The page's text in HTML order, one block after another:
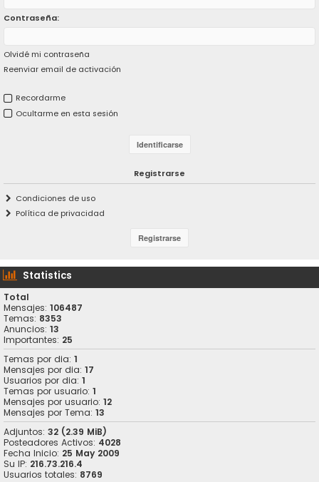
Contraseña:
Olvidé mi contraseña
Reenviar email de activación
Recordarme
Ocultarme en esta sesión
Registrarse
Condiciones de uso
Política de privacidad
Statistics
Total
Mensajes: 106487
Temas: 8353
Anuncios: 13
Importantes: 25
Temas por dia: 1
Mensajes por dia: 17
Usuarios por dia: 1
Temas por usuario: 1
Mensajes por usuario: 12
Mensajes por Tema: 13
Adjuntos: 32 (2.39 MiB)
Posteadores Activos: 4028
Fecha Inicio: 25 May 2009
Su IP: 216.73.216.4
Usuarios totales: 8769